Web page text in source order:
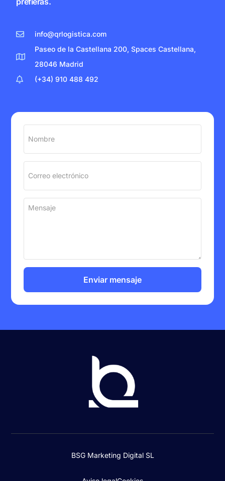
info@qrlogistica.com
Paseo de la Castellana 200, Spaces Castellana,
28046 Madrid
(+34) 910 488 492
Enviar mensaje
BSG Marketing Digital SL